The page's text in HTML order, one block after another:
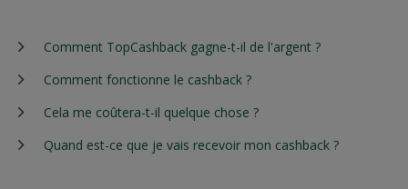
Comment TopCashback gagne-t-il de l'argent ?
Comment fonctionne le cashback ?
Cela me coûtera-t-il quelque chose ?
Quand est-ce que je vais recevoir mon cashback ?